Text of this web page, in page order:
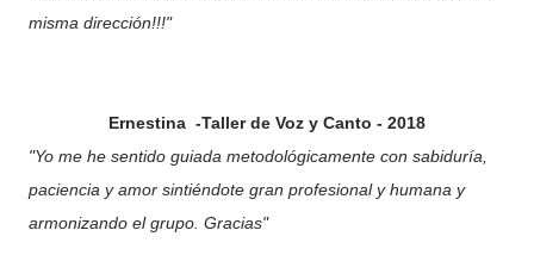
misma dirección!!!"
Ernestina -Taller de Voz y Canto - 2018
"Yo me he sentido guiada metodológicamente con sabiduría,
paciencia y amor sintiéndote gran profesional y humana y
armonizando el grupo. Gracias"